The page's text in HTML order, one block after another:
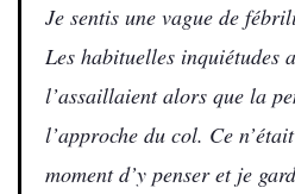
Je sentis une vague de
Les habituelles inquiétudes
l’assaillaient alors que la
l’approche du col. Ce
moment d’y penser et je